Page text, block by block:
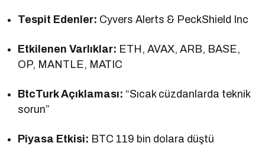
Tespit Edenler: Cyvers Alerts & PeckShield Inc
Etkilenen Varlıklar: ETH, AVAX, ARB, BASE,
OP, MANTLE, MATIC
BtcTurk Açıklaması: “Sıcak cüzdanlarda teknik
sorun”
Piyasa Etkisi: BTC 119 bin dolara düştü